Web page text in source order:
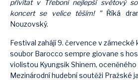
přivítat v Třeboni nejlepší světový
koncert se velice těším! ”Říká
Nouzovský.
Festival zahájí 9. července v zámecké
soubor Barocco sempre giovane s
violistou Kyungsik Shinem, oceněného
Mezinárodní hudební soutěži Pražské